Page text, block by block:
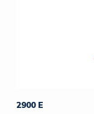
2900 E